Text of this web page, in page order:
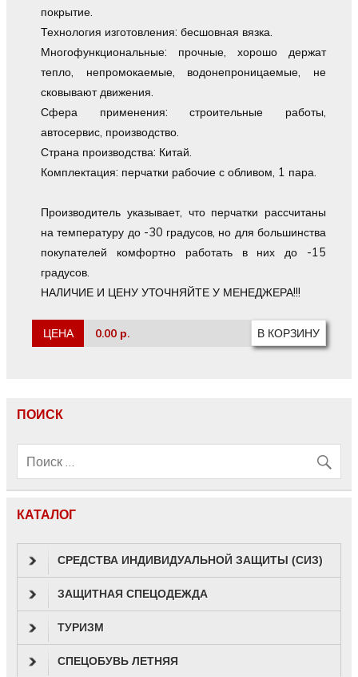
покрытие.
Технология изготовления: бесшовная вязка.
Многофункциональные: прочные, хорошо держат
тепло, непромокаемые, водонепроницаемые, не
сковывают движения.
Сфера применения: строительные работы,
автосервис, производство.
Страна производства: Китай.
Комплектация: перчатки рабочие с обливом, 1 пара.
Производитель указывает, что перчатки рассчитаны
на температуру до -30 градусов, но для большинства
покупателей комфортно работать в них до -15
градусов.
НАЛИЧИЕ И ЦЕНУ УТОЧНЯЙТЕ У МЕНЕДЖЕРА!!!
ЦЕНА 0.00 р.
ПОИСК
КАТАЛОГ
СРЕДСТВА ИНДИВИДУАЛЬНОЙ ЗАЩИТЫ (СИЗ)
ЗАЩИТНАЯ СПЕЦОДЕЖДА
ТУРИЗМ
СПЕЦОБУВЬ ЛЕТНЯЯ